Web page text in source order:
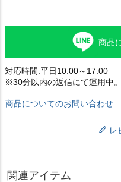
商品
対応時間:平日10:00～17:00
※30分以内の返信にて運用中。
商品についてのお問い合わせ
レ
関連アイテム